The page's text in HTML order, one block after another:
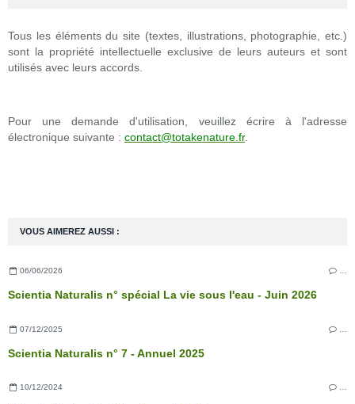
VOUS AIMEREZ AUSSI :
06/06/2026
Scientia Naturalis n° spécial La vie sous l'eau - Juin 2026
07/12/2025
Scientia Naturalis n° 7 - Annuel 2025
10/12/2024 …
Tous les éléments du site (textes, illustrations, photographie, etc.)
sont la propriété intellectuelle exclusive de leurs auteurs et sont
utilisés avec leurs accords.
Pour une demande d'utilisation, veuillez écrire à l'adresse
électronique suivante : contact@totakenature.fr.